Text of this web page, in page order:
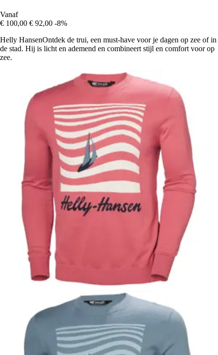
Vanaf
€ 100,00 € 92,00 -8%
Helly HansenOntdek de trui, een must-have voor je dagen op zee of in
de stad. Hij is licht en ademend en combineert stijl en comfort voor op
zee.